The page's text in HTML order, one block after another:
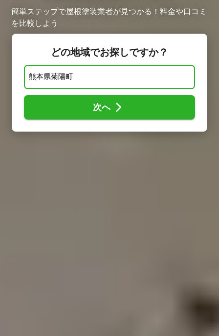
簡単ステップで屋根塗装業者が見つかる！料金や口コミ
を比較しよう
どの地域でお探しですか？
次へ